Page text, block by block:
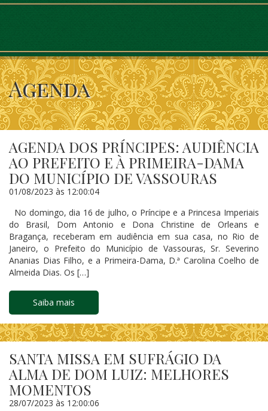
Agenda
AGENDA DOS PRÍNCIPES: AUDIÊNCIA
AO PREFEITO E À PRIMEIRA-DAMA
DO MUNICÍPIO DE VASSOURAS
01/08/2023 às 12:00:04
No domingo, dia 16 de julho, o Príncipe e a Princesa Imperiais
do Brasil, Dom Antonio e Dona Christine de Orleans e
Bragança, receberam em audiência em sua casa, no Rio de
Janeiro, o Prefeito do Município de Vassouras, Sr. Severino
Ananias Dias Filho, e a Primeira-Dama, D.ª Carolina Coelho de
Almeida Dias. Os […]
Saiba mais
SANTA MISSA EM SUFRÁGIO DA
ALMA DE DOM LUIZ: MELHORES
MOMENTOS
28/07/2023 às 12:00:06